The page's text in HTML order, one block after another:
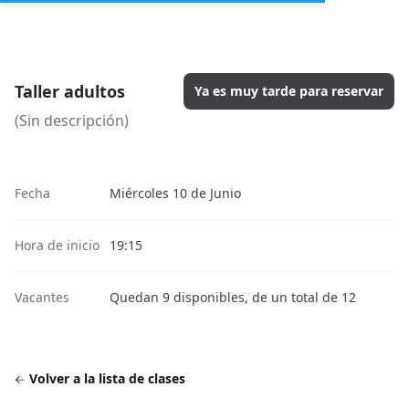
Taller adultos Ya es muy tarde para reservar
(Sin descripción)
Fecha Miércoles 10 de Junio
Hora de inicio 19:15
Vacantes Quedan 9 disponibles, de un total de 12
Volver a la lista de clases